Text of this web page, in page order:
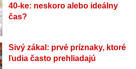
40-ke: neskoro alebo ideálny
čas?
Sivý zákal: prvé príznaky, ktoré
ľudia často prehliadajú